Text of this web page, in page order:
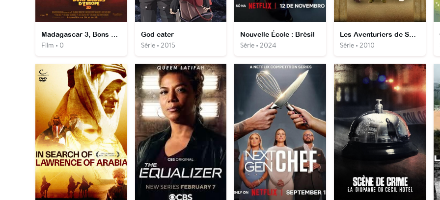
Madagascar 3, Bons Baisers d'Europe
Film • 0
God eater
Série • 2015
Nouvelle École : Brésil
Série • 2024
Les Aventuriers de Smithson High
Série • 2010